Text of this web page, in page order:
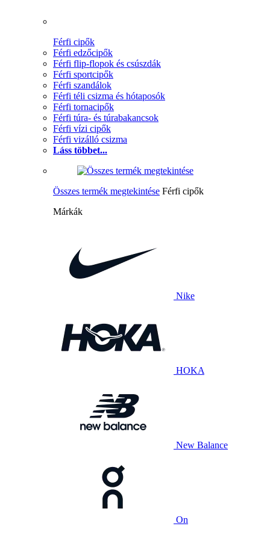
Férfi cipők
Férfi edzőcipők
Férfi flip-flopok és csúszdák
Férfi sportcipők
Férfi szandálok
Férfi téli csizma és hótaposók
Férfi tornacipők
Férfi túra- és túrabakancsok
Férfi vízi cipők
Férfi vizálló csizma
Láss többet...
Összes termék megtekintése Férfi cipők
Márkák
Nike
HOKA
New Balance
On